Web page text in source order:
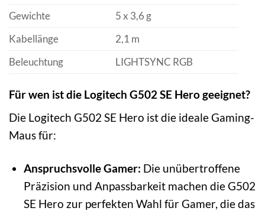
Gewichte
5 x 3,6 g
Kabellänge
2,1 m
Beleuchtung
LIGHTSYNC RGB
Für wen ist die Logitech G502 SE Hero geeignet?
Die Logitech G502 SE Hero ist die ideale Gaming-
Maus für:
Anspruchsvolle Gamer: Die unübertroffene
Präzision und Anpassbarkeit machen die G502
SE Hero zur perfekten Wahl für Gamer, die das